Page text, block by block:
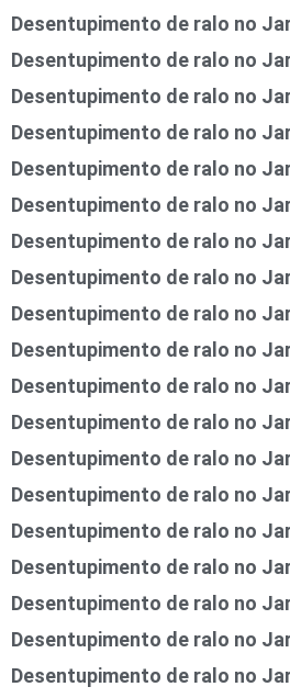
Desentupimento de ralo no
Desentupimento de ralo no
Desentupimento de ralo no
Desentupimento de ralo no
Desentupimento de ralo no
Desentupimento de ralo no
Desentupimento de ralo no
Desentupimento de ralo no
Desentupimento de ralo no
Desentupimento de ralo no
Desentupimento de ralo no
Desentupimento de ralo no
Desentupimento de ralo no
Desentupimento de ralo no
Desentupimento de ralo no
Desentupimento de ralo no
Desentupimento de ralo no
Desentupimento de ralo no
Desentupimento de ralo no